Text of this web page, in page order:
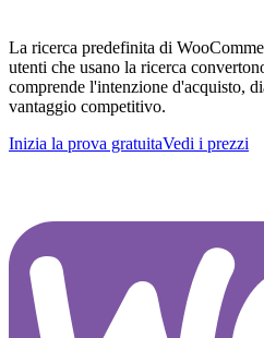
La ricerca predefinita di
utenti che usano la ricerca
comprende l'intenzione d'acquisto,
vantaggio competitivo.
Inizia la prova gratuitaVedi i prezzi